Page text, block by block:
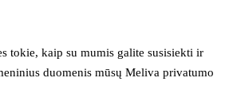
tokie, kaip su mumis galite susisiekti ir
duomenis mūsų Meliva privatumo